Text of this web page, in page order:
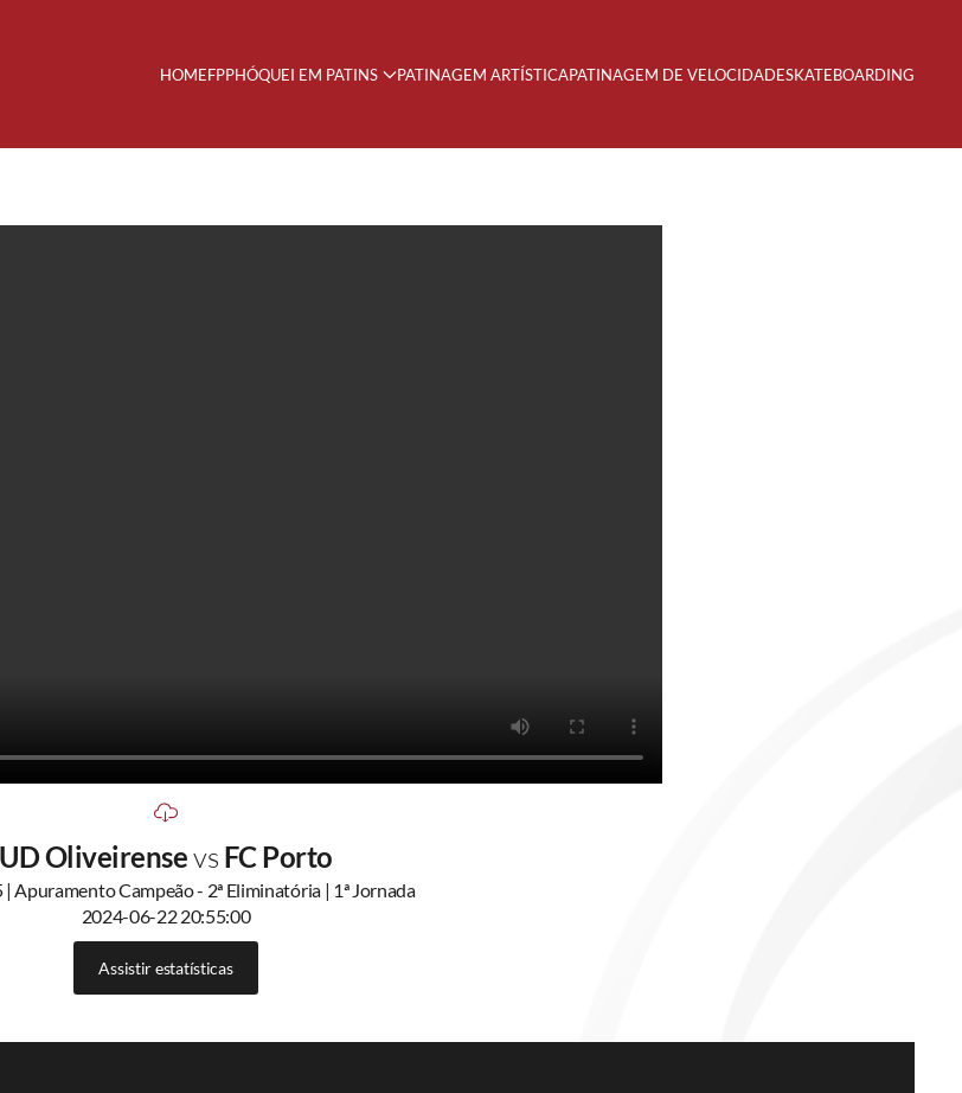
HOMEFPPHÓQUEI EM PATINS PATINAGEM ARTÍSTICAPATINAGEM DE VELOCIDADESKATEBOARDING
UD Oliveirensevs FC Porto
| Apuramento Campeão - 2ª Eliminatória | 1ª Jornada
2024-06-22 20:55:00
Assistir estatísticas